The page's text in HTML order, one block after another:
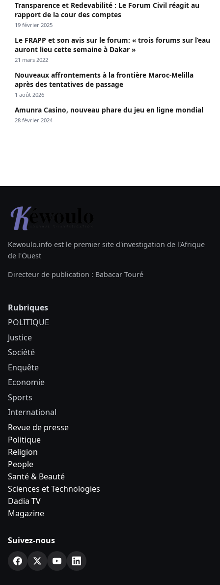
Transparence et Redevabilité : Le Forum Civil réagit au
rapport de la cour des comptes
19 février 2025
Le FRAPP et son avis sur le forum: « trois forums sur l’eau
auront lieu cette semaine à Dakar »
21 mars 2022
Nouveaux affrontements à la frontière Maroc-Melilla
après des tentatives de passage
1 août 2026
Amunra Casino, nouveau phare du jeu en ligne mondial
28 février 2024
Kewoulo.info est le premier site d'investigation de l'Afrique
de l'Ouest
Directeur de publication : Babacar Touré
Rubriques
POLITIQUE
Justice
Société
Enquête
Economie
Sports
International
Revue de presse
Politique
Religion
People
Santé & Beauté
Sciences et Technologies
Dadia TV
Magazine
Suivez-nous